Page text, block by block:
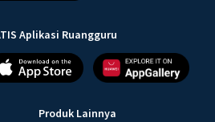
Aplikasi Ruangguru
Produk Lainnya